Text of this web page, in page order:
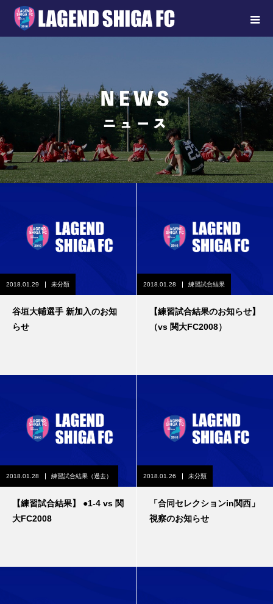
2018.01.29 未分類
谷垣大輔選手 新加入のお知
らせ
2018.01.28 練習試合結果
【練習試合結果のお知らせ】
（vs 関大FC2008）
2018.01.28 練習試合結果（過去）
【練習試合結果】 ●1-4 vs 関
大FC2008
2018.01.26 未分類
「合同セレクションin関西」
視察のお知らせ